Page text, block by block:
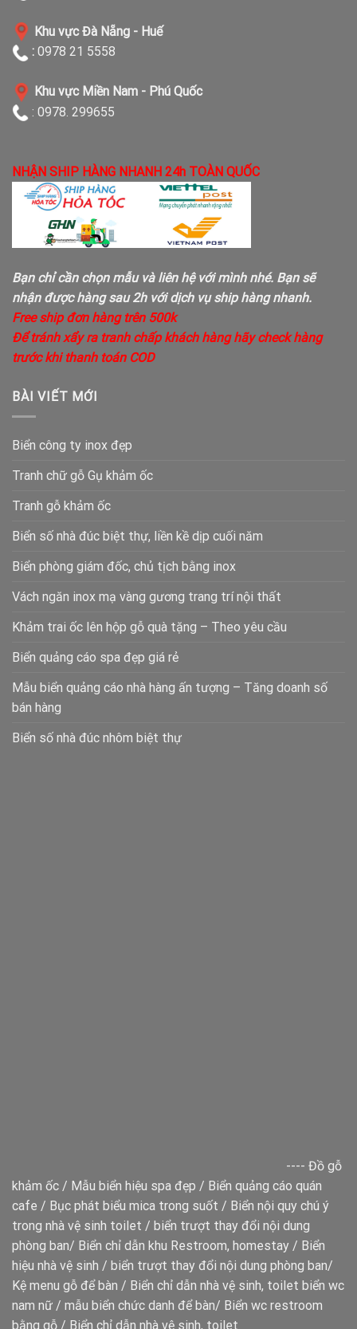
Khu vực Đà Nẵng - Huế
: 0978 21 5558
Khu vực Miền Nam - Phú Quốc
: 0978. 299655
NHẬN SHIP HÀNG NHANH 24h TOÀN QUỐC
Bạn chỉ cần chọn mẫu và liên hệ với mình nhé. Bạn sẽ
nhận được hàng sau 2h với dịch vụ ship hàng nhanh.
Free ship đơn hàng trên 500k
Để tránh xẩy ra tranh chấp khách hàng hãy check hàng
trước khi thanh toán COD
BÀI VIẾT MỚI
Biển công ty inox đẹp
Tranh chữ gỗ Gụ khảm ốc
Tranh gỗ khảm ốc
Biển số nhà đúc biệt thự, liền kề dịp cuối năm
Biển phòng giám đốc, chủ tịch bằng inox
Vách ngăn inox mạ vàng gương trang trí nội thất
Khảm trai ốc lên hộp gỗ quà tặng – Theo yêu cầu
Biển quảng cáo spa đẹp giá rẻ
Mẫu biển quảng cáo nhà hàng ấn tượng – Tăng doanh số
bán hàng
Biển số nhà đúc nhôm biệt thự
---- Đồ gỗ
khảm ốc / Mẫu biển hiệu spa đẹp / Biển quảng cáo quán
cafe / Bục phát biểu mica trong suốt / Biển nội quy chú ý
trong nhà vệ sinh toilet / biển trượt thay đổi nội dung
phòng ban/ Biển chỉ dẫn khu Restroom, homestay / Biển
hiệu nhà vệ sinh / biển trượt thay đổi nội dung phòng ban/
Kệ menu gỗ để bàn / Biển chỉ dẫn nhà vệ sinh, toilet biển wc
nam nữ / mẫu biển chức danh để bàn/ Biển wc restroom
bằng gỗ / Biển chỉ dẫn nhà vệ sinh, toilet